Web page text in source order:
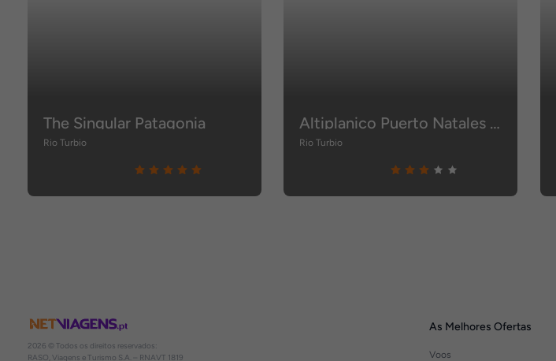
The Singular Patagonia
Rio Turbio
Altiplanico Puerto Natales Patagonia
Rio Turbio
2026 © Todos os direitos reservados:
RASO, Viagens e Turismo S.A. – RNAVT 1819
As Melhores Ofertas
Voos